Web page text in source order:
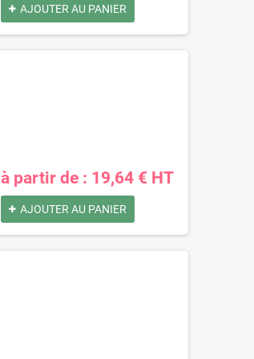
AJOUTER AU PANIER
à partir de : 19,64 € HT
AJOUTER AU PANIER